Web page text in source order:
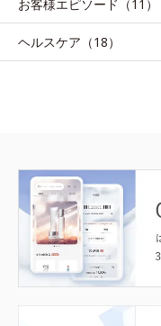
お客様エピソード（11）
ヘルスケア（18）